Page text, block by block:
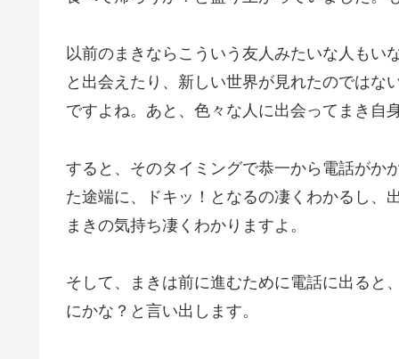
以前のまきならこういう友人みたいな人もい
と出会えたり、新しい世界が見れたのではな
ですよね。あと、色々な人に出会ってまき自
すると、そのタイミングで恭一から電話がか
た途端に、ドキッ！となるの凄くわかるし、
まきの気持ち凄くわかりますよ。
そして、まきは前に進むために電話に出ると
にかな？と言い出します。